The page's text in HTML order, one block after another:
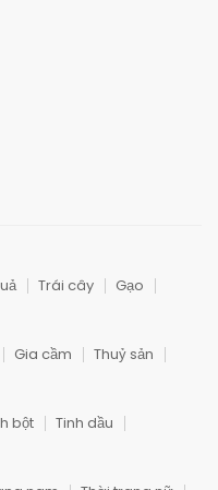
Trái cây
Gạo
Gia cầm
Thuỷ sản
bột
Tinh dầu